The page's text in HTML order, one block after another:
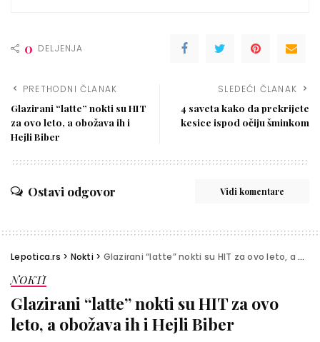
0 DELJENJA
PRETHODNI ČLANAK
Glazirani “latte” nokti su HIT
za ovo leto, a obožava ih i
Hejli Biber
SLEDEĆI ČLANAK
4 saveta kako da prekrijete
kesice ispod očiju šminkom
Ostavi odgovor Vidi komentare
Lepotica.rs > Nokti> Glazirani “latte” nokti su HIT za ovo leto, a obožava ih i Hejli Biber
NOKTI
Glazirani “latte” nokti su HIT za ovo
leto, a obožava ih i Hejli Biber